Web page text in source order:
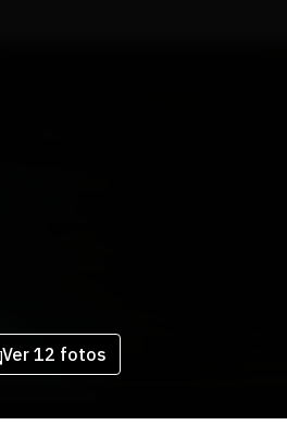
Ver 12 fotos